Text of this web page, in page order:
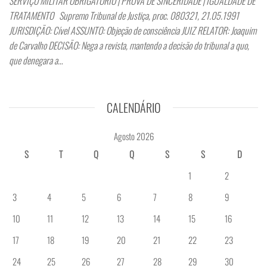
TRATAMENTO Supremo Tribunal de Justiça, proc. 080321, 21.05.1991
JURISDIÇÃO: Cível ASSUNTO: Objeção de consciência JUIZ RELATOR: Joaquim
de Carvalho DECISÃO: Nega a revista, mantendo a decisão do tribunal a quo,
que denegara a…
CALENDÁRIO
Agosto 2026
S
T Q Q S S
D
1
2
3
4 5 6 7 8
9
10
11 12 13 14 15
16
17
18 19 20 21 22
23
24
25 26 27 28 29
30